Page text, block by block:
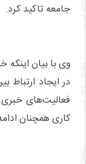
جامعه تاکید کرد.
وی با بیان اینکه
در ایجاد ارتباط
فعالیت‌های
کاری همچنان